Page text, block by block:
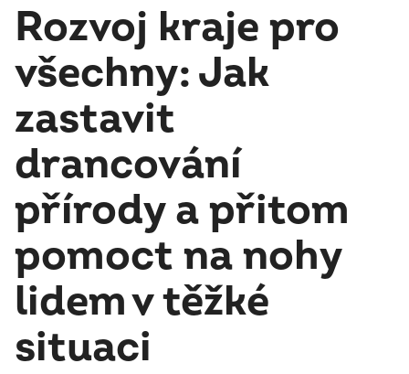
Rozvoj kraje pro
všechny: Jak
zastavit
drancování
přírody a přitom
pomoct na nohy
lidem v těžké
situaci